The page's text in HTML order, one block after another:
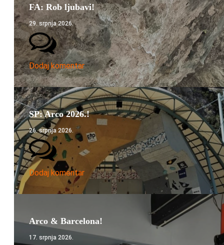
FA: Rob ljubavi!
29. srpnja 2026.
Dodaj komentar
SP: Arco 2026.!
26. srpnja 2026.
Dodaj komentar
Arco & Barcelona!
17. srpnja 2026.